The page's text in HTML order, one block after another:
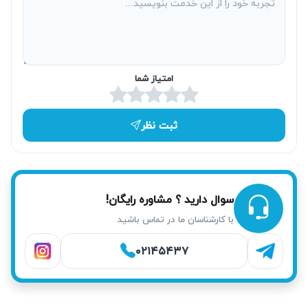
کمک می‌کند. استفاده از تکنسین برند مربوطه موجب افزایش
دقت و کاهش خطاهای تعمیر می‌شود. تیم ما اهمیت ویژه‌ای به
قطعات الکترونیکی و برق دستگاه می‌دهد.
تعمیر فوری همان روز در محل
فراهم شده است. اعزام تکنسین به خیابان امام خمینی یا میدان
نماز از طریق هماهنگی سریع انجام می‌شود. این خدمات باعث
کاهش زمان انتظار و عدم نیاز به تحویل دستگاه به مرکز تعمیرات
خواهد شد. هدف آریابهکار فراهم کردن تجربه‌ای بی‌دغدغه و سریع
برای مشتری است.
امتیاز شما
ثبت نظر
سوال دارید ؟ مشاوره رایگان!
با کارشناسان ما در تماس باشید
۰۲۱۴۵۴۳۷